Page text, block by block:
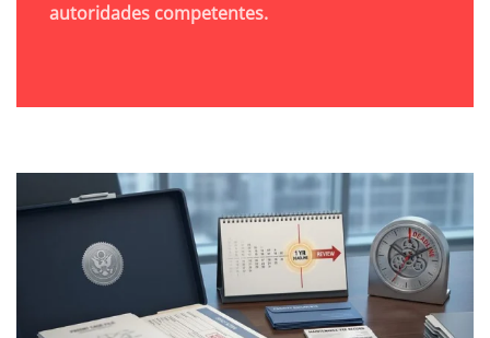
autoridades competentes.